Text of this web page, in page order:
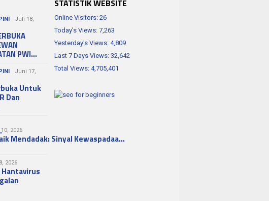
Juli 18,
PWI…
Juni 17,
Untuk
Dan
2026
Mendadak: Sinyal Kewaspadaa…
2026
STATISTIK WEBSITE
Online Visitors: 26
Today's Views: 7,263
Yesterday's Views: 4,809
Last 7 Days Views: 32,642
Total Views: 4,705,401